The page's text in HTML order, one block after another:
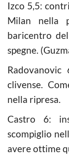
Izco 5,5:
Milan nella
baricentro
spegne.
clivense.
nella ripresa.
Castro 6:
scompiglio
avere ottime